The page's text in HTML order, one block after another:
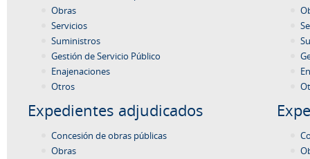
Obras
Servicios
Suministros
Gestión de Servicio Público
Enajenaciones
Otros
Expedientes adjudicados
Concesión de obras públicas
Obras